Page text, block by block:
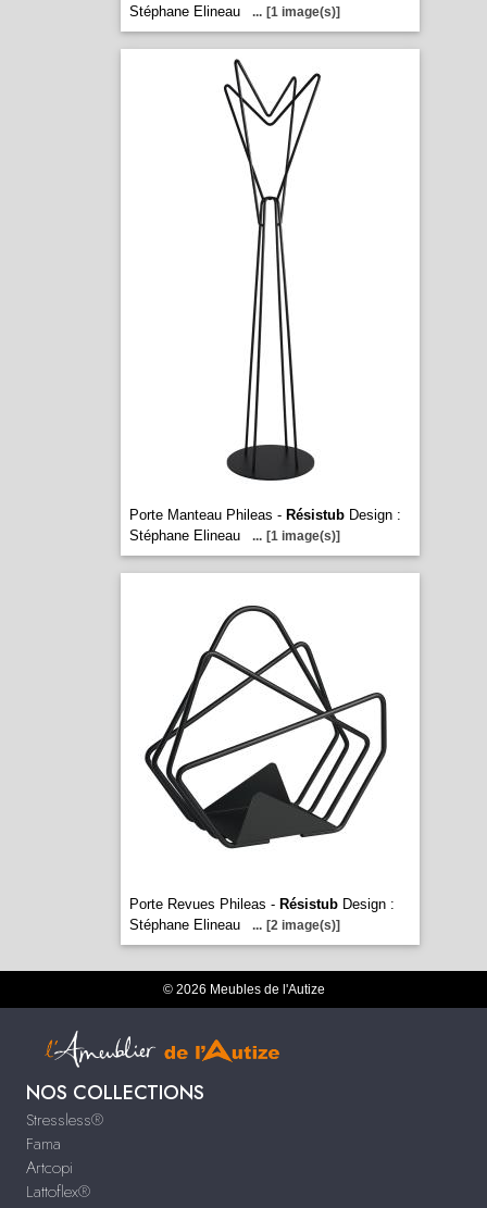
Stéphane Elineau
... [1 image(s)]
Porte Manteau Phileas - RésistubDesign :
Stéphane Elineau
... [1 image(s)]
Porte Revues Phileas - RésistubDesign :
Stéphane Elineau
... [2 image(s)]
© 2026 Meubles de l'Autize
NOS COLLECTIONS
Stressless®
Fama
Artcopi
Lattoflex®